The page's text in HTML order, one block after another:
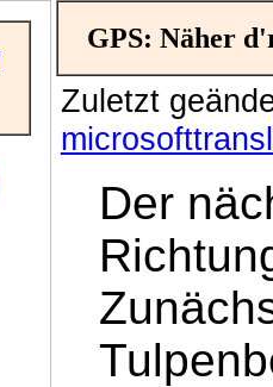
GPS: Näher
Zuletzt
Der